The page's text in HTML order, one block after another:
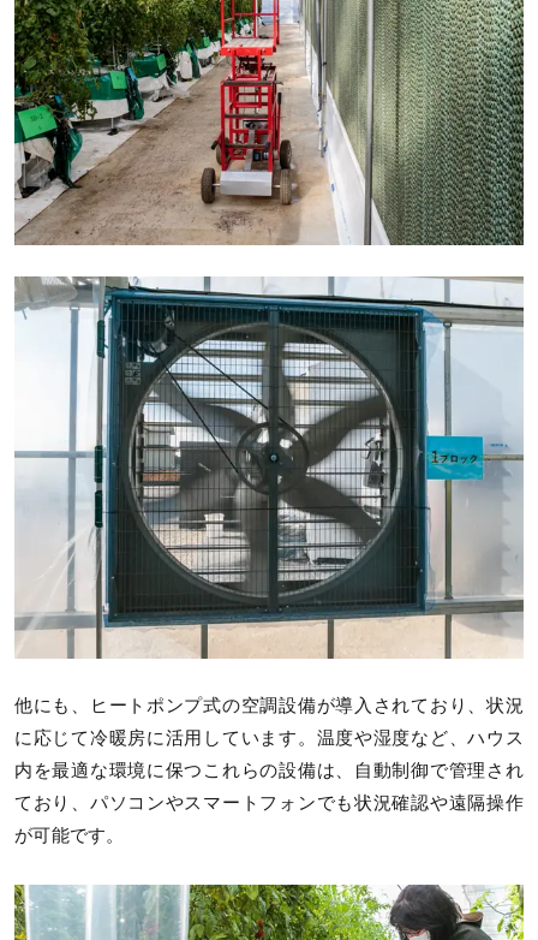
他にも、ヒートポンプ式の空調設備が導入されており、状況
に応じて冷暖房に活用しています。温度や湿度など、ハウス
内を最適な環境に保つこれらの設備は、自動制御で管理され
ており、パソコンやスマートフォンでも状況確認や遠隔操作
が可能です。